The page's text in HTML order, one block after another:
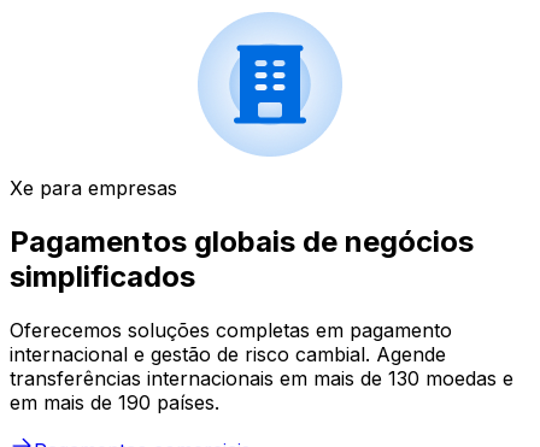
Xe para empresas
Pagamentos globais de negócios
simplificados
Oferecemos soluções completas em pagamento
internacional e gestão de risco cambial. Agende
transferências internacionais em mais de 130 moedas e
em mais de 190 países.